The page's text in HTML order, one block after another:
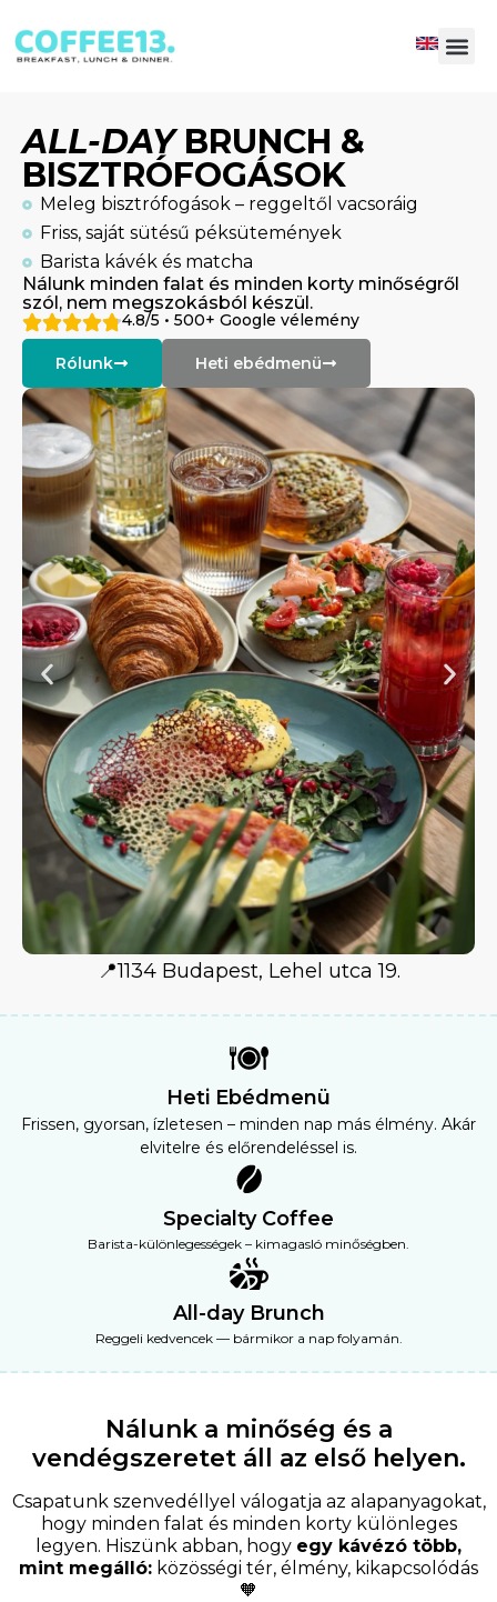
ALL-DAYBRUNCH &
BISZTRÓFOGÁSOK
Meleg bisztrófogások – reggeltől vacsoráig
Friss, saját sütésű péksütemények
Barista kávék és matcha
Nálunk minden falat és minden korty minőségről
szól, nem megszokásból készül.
4.8/5 • 500+ Google vélemény
Rólunk Heti ebédmenü
📍1134 Budapest, Lehel utca 19.
Heti Ebédmenü
Frissen, gyorsan, ízletesen – minden nap más élmény. Akár
elvitelre és előrendeléssel is.
Specialty Coffee
Barista-különlegességek – kimagasló minőségben.
All-day Brunch
Reggeli kedvencek — bármikor a nap folyamán.
Nálunk a minőség és a
vendégszeretet áll az első helyen.
Csapatunk szenvedéllyel válogatja az alapanyagokat,
hogy minden falat és minden korty különleges
legyen. Hiszünk abban, hogy egy kávézó több,
mint megálló: közösségi tér, élmény, kikapcsolódás
🧡